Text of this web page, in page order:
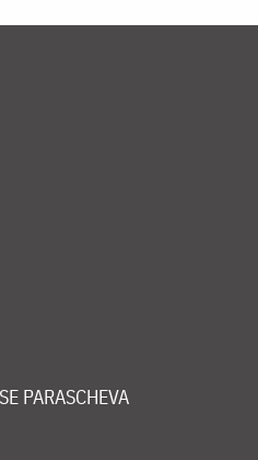
PARASCHEVA